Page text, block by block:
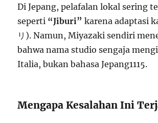
Di Jepang, pelafalan lokal sering
seperti “Jiburi” karena adaptasi
リ). Namun, Miyazaki sendiri
bahwa nama studio sengaja
Italia, bukan bahasa Jepang1115.
Mengapa Kesalahan Ini